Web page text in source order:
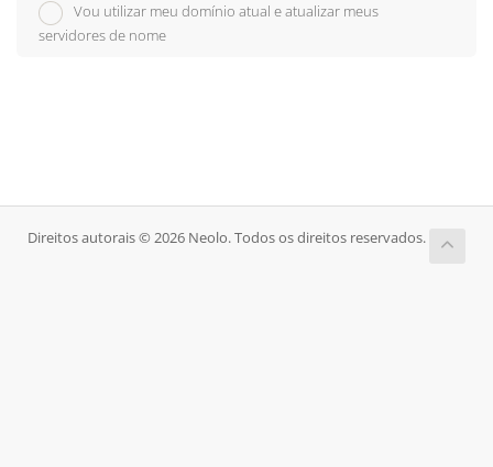
Vou utilizar meu domínio atual e atualizar meus
servidores de nome
Direitos autorais © 2026 Neolo. Todos os direitos reservados.